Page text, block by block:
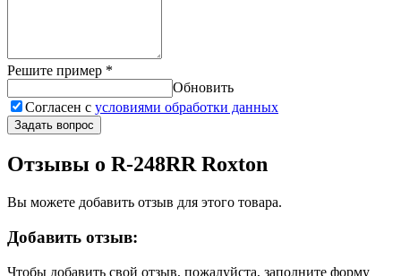
Решите пример *
Обновить
Согласен с условиями обработки данных
Задать вопрос
Отзывы о R-248RR Roxton
Вы можете добавить отзыв для этого товара.
Добавить отзыв:
Чтобы добавить свой отзыв, пожалуйста, заполните форму